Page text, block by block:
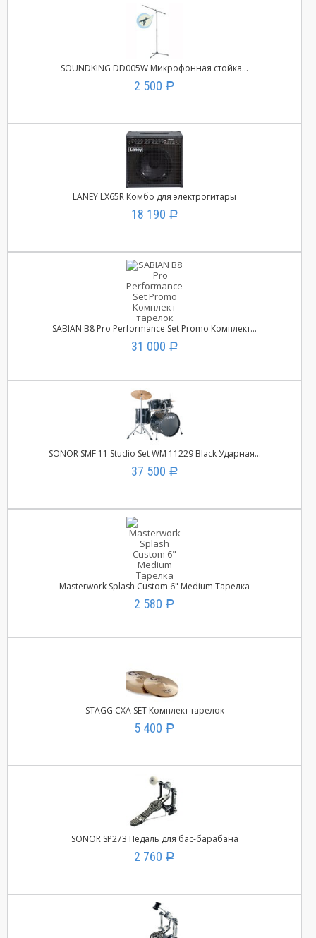
SOUNDKING DD005W Микрофонная стойка...
2 500 Р
LANEY LX65R Комбо для электрогитары
18 190 Р
SABIAN B8 Pro Performance Set Promo Комплект...
31 000 Р
SONOR SMF 11 Studio Set WM 11229 Black Ударная...
37 500 Р
Masterwork Splash Custom 6" Medium Тарелка
2 580 Р
STAGG CXA SET Комплект тарелок
5 400 Р
SONOR SP273 Педаль для бас-барабана
2 760 Р